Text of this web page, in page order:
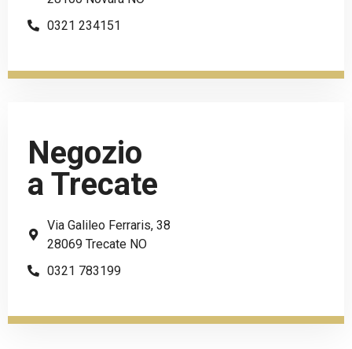
0321 234151
Negozio
a Trecate
Via Galileo Ferraris, 38
28069 Trecate NO
0321 783199